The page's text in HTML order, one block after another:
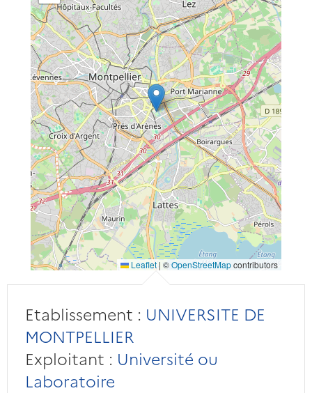
Leaflet|©OpenStreetMapcontributors
Etablissement : UNIVERSITE DE
MONTPELLIER
Exploitant : Université ou
Laboratoire